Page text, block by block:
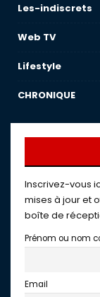
Les-indiscrets
Web TV
Lifestyle
CHRONIQUE
Inscrivez-vous
mises à jour et
boîte de
Prénom ou nom
Email